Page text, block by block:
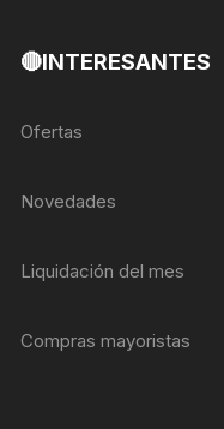
🔴INTERESANTES
Ofertas
Novedades
Liquidación del mes
Compras mayoristas